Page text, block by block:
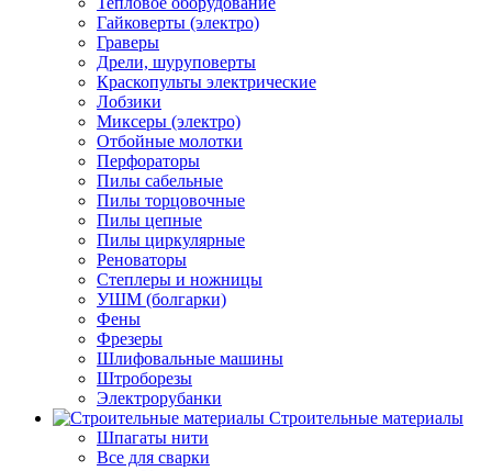
Гайковерты (электро)
Граверы
Дрели, шуруповерты
Краскопульты электрические
Лобзики
Миксеры (электро)
Отбойные молотки
Перфораторы
Пилы сабельные
Пилы торцовочные
Пилы цепные
Пилы циркулярные
Реноваторы
Степлеры и ножницы
УШМ (болгарки)
Фены
Фрезеры
Шлифовальные машины
Штроборезы
Электрорубанки
Строительные материалы
Шпагаты нити
Все для сварки